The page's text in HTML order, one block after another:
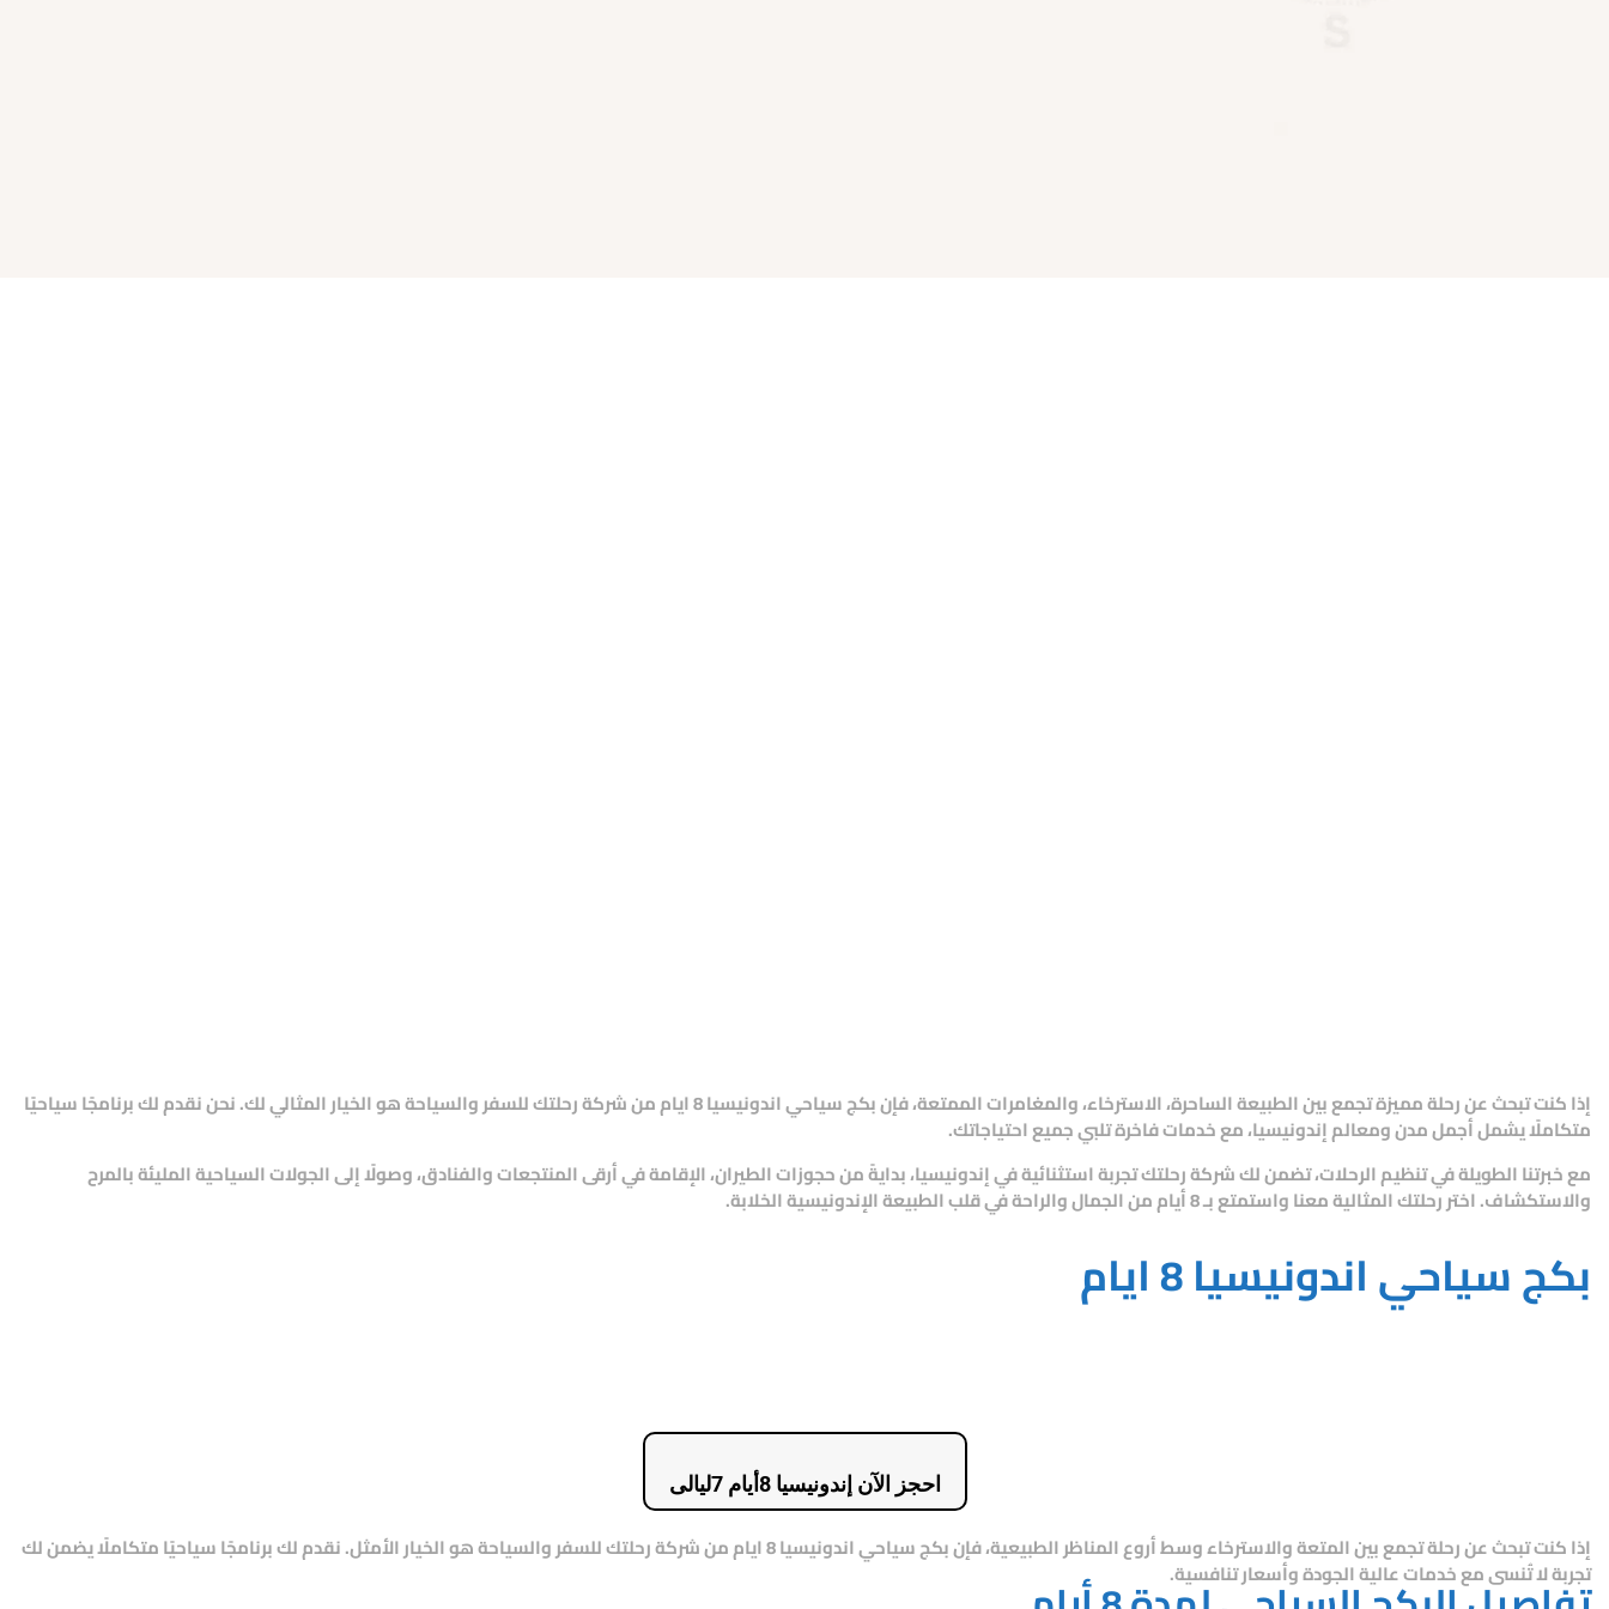
إذا كنت تبحث عن رحلة مميزة تجمع بين الطبيعة الساحرة، الاسترخاء، والمغامرات الممتعة، فإنبكج سياحي اندونيسيا 8 ايام منشركة رحلتك للسفر والسياحةهو الخيار المثالي لك. نحن نقدم لك برنامجًا سياحيًا
متكاملًا يشمل أجمل مدن ومعالم إندونيسيا، مع خدمات فاخرة تلبي جميع احتياجاتك.
مع خبرتنا الطويلة في تنظيم الرحلات، تضمن لكشركة رحلتكتجربة استثنائية في إندونيسيا، بدايةً من حجوزات الطيران، الإقامة في أرقى المنتجعات والفنادق، وصولًا إلى الجولات السياحية المليئة بالمرح
والاستكشاف. اختر رحلتك المثالية معنا واستمتع بـ 8 أيام من الجمال والراحة في قلب الطبيعة الإندونيسية الخلابة.
بكج سياحي اندونيسيا 8 ايام
احجز الآن إندونيسيا 8أيام 7ليالى
إذا كنت تبحث عن رحلة تجمع بين المتعة والاسترخاء وسط أروع المناظر الطبيعية، فإنبكج سياحي اندونيسيا 8 ايام منشركة رحلتك للسفر والسياحةهو الخيار الأمثل. نقدم لك برنامجًا سياحيًا متكاملًا يضمن لك
تجربة لا تُنسى مع خدمات عالية الجودة وأسعار تنافسية.